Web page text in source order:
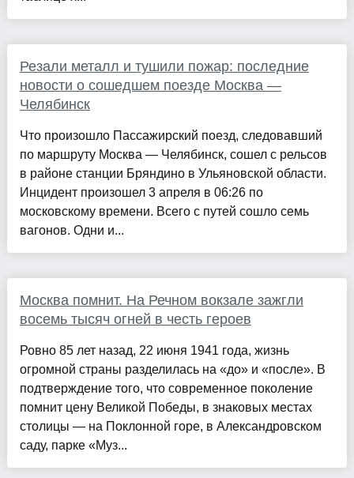
Резали металл и тушили пожар: последние
новости о сошедшем поезде Москва —
Челябинск
Что произошло Пассажирский поезд, следовавший
по маршруту Москва — Челябинск, сошел с рельсов
в районе станции Бряндино в Ульяновской области.
Инцидент произошел 3 апреля в 06:26 по
московскому времени. Всего с путей сошло семь
вагонов. Одни и...
Москва помнит. На Речном вокзале зажгли
восемь тысяч огней в честь героев
Ровно 85 лет назад, 22 июня 1941 года, жизнь
огромной страны разделилась на «до» и «после». В
подтверждение того, что современное поколение
помнит цену Великой Победы, в знаковых местах
столицы — на Поклонной горе, в Александровском
саду, парке «Муз...